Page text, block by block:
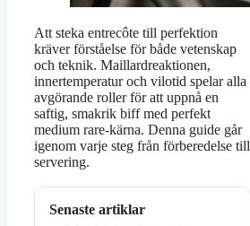
Att steka entrecôte till perfektion
kräver förståelse för både vetenskap
och teknik. Maillardreaktionen,
innertemperatur och vilotid spelar alla
avgörande roller för att uppnå en
saftig, smakrik biff med perfekt
medium rare-kärna. Denna guide går
igenom varje steg från förberedelse till
servering.
Senaste artiklar